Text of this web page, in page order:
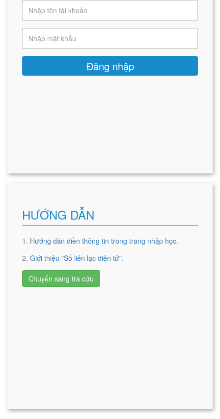
Đăng nhập
HƯỚNG DẪN
1. Hướng dẫn điền thông tin trong trang nhập học.
2. Giới thiệu "Sổ liên lạc điện tử".
Chuyển sang tra cứu